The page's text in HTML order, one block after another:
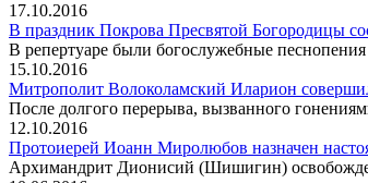
17.10.2016
В праздник Покрова Пресвятой Богородицы
В репертуаре были богослужебные
15.10.2016
Митрополит Волоколамский Иларион
После долгого перерыва, вызванного
12.10.2016
Протоиерей Иоанн Миролюбов назначен
Архимандрит Дионисий (Шишигин)